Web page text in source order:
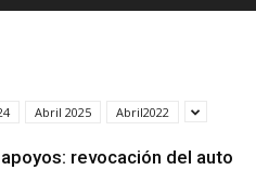
Abril 2025 Abril2022
revocación del auto